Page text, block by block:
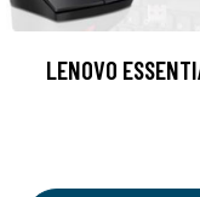
LENOVO